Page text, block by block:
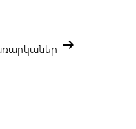
arrow_right_alt